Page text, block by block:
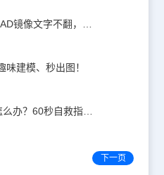
CAD镜像后文字反了？CAD镜像文字不翻，一键搞定！
建模、秒出图！
CAD无法复制到剪贴板怎么办？60秒自救指南！
下一页